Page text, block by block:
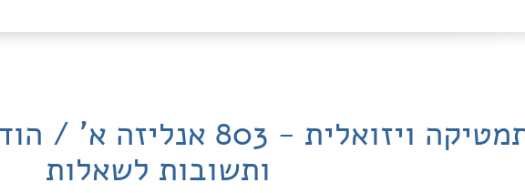
מתמטיקה ויזואלית - 803
ותשובות לשאלות